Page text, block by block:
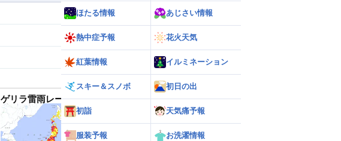
ゲリラ雷雨レーダー 世界の雨雲レーダー
ほたる情報 あじさい情報
熱中症予報 花火天気
紅葉情報 イルミネーション
スキー＆スノボ 初日の出
初詣 天気痛予報
服装予報 お洗濯情報